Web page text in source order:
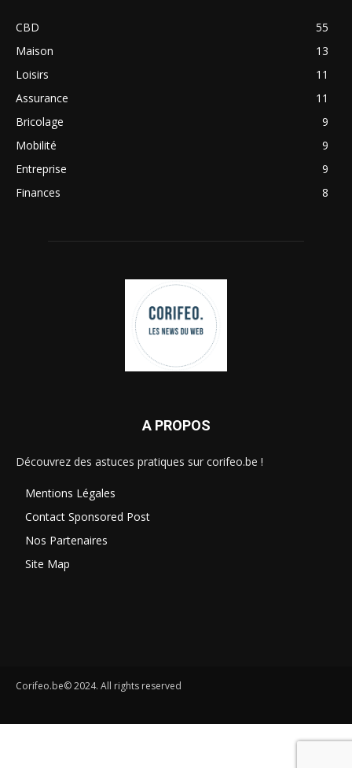
CBD
55
Maison
13
Loisirs
11
Assurance
11
Bricolage
9
Mobilité
9
Entreprise
9
Finances
8
A PROPOS
Découvrez des astuces pratiques sur corifeo.be !
Mentions Légales
Contact Sponsored Post
Nos Partenaires
Site Map
Corifeo.be© 2024. All rights reserved